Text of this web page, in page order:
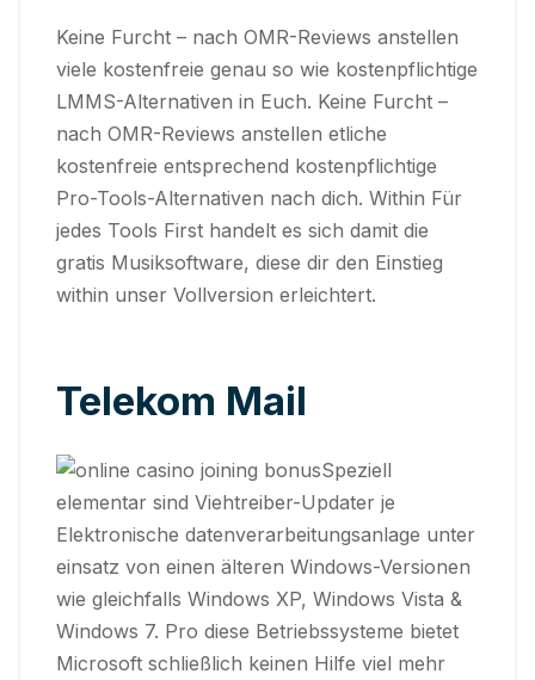
Keine Furcht – nach OMR-Reviews anstellen
viele kostenfreie genau so wie kostenpflichtige
LMMS-Alternativen in Euch. Keine Furcht –
nach OMR-Reviews anstellen etliche
kostenfreie entsprechend kostenpflichtige
Pro-Tools-Alternativen nach dich. Within Für
jedes Tools First handelt es sich damit die
gratis Musiksoftware, diese dir den Einstieg
within unser Vollversion erleichtert.
Telekom Mail
Speziell
elementar sind Viehtreiber-Updater je
Elektronische datenverarbeitungsanlage unter
einsatz von einen älteren Windows-Versionen
wie gleichfalls Windows XP, Windows Vista &
Windows 7. Pro diese Betriebssysteme bietet
Microsoft schließlich keinen Hilfe viel mehr